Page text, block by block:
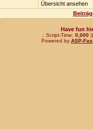
Übersicht ansehen
Have fun
.: Script-Time: 0,000||
Powered by ASP-